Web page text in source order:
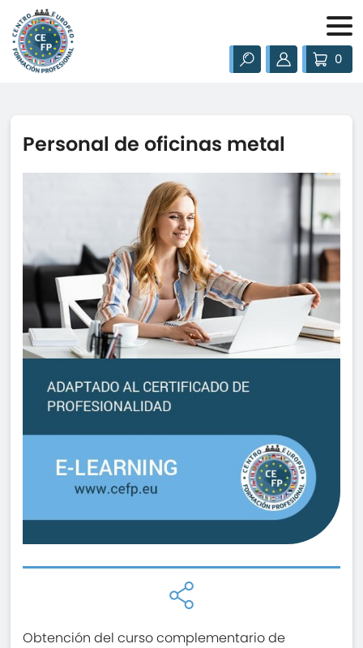
0
Personal de oficinas metal
Obtención del curso complementario de